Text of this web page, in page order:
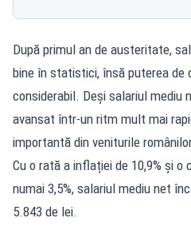
După primul an de austeritate,
bine în statistici, însă puterea de
considerabil. Deși salariul mediu
avansat într-un ritm mult mai
importantă din veniturile
Cu o rată a inflației de 10,9% și
numai 3,5%, salariul mediu net
5.843 de lei.